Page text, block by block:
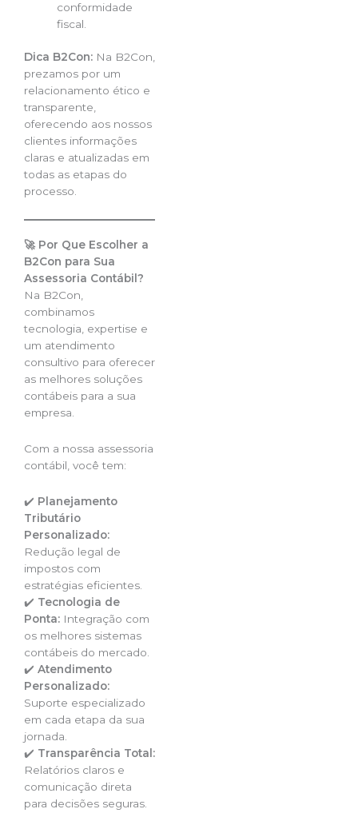
conformidade
fiscal.
Dica B2Con: Na B2Con,
prezamos por um
relacionamento ético e
transparente,
oferecendo aos nossos
clientes informações
claras e atualizadas em
todas as etapas do
processo.
🚀 Por Que Escolher a
B2Con para Sua
Assessoria Contábil?
Na B2Con,
combinamos
tecnologia, expertise e
um atendimento
consultivo para oferecer
as melhores soluções
contábeis para a sua
empresa.
Com a nossa assessoria
contábil, você tem:
✔️ Planejamento
Tributário
Personalizado:
Redução legal de
impostos com
estratégias eficientes.
✔️ Tecnologia de
Ponta: Integração com
os melhores sistemas
contábeis do mercado.
✔️ Atendimento
Personalizado:
Suporte especializado
em cada etapa da sua
jornada.
✔️ Transparência Total:
Relatórios claros e
comunicação direta
para decisões seguras.